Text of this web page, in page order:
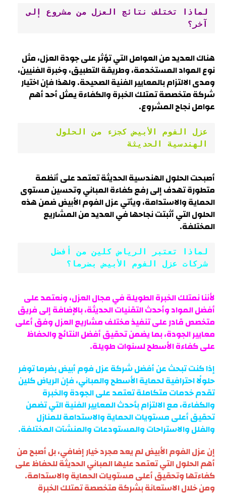
لماذا تختلف نتائج العزل من مشروع إلى
آخر؟
هناك العديد من العوامل التي تؤثر على جودة العزل، مثل
نوع المواد المستخدمة، وطريقة التطبيق، وخبرة الفنيين،
ومدى الالتزام بالمعايير الفنية الصحيحة. ولهذا فإن اختيار
شركة متخصصة تمتلك الخبرة والكفاءة يمثل أحد أهم
عوامل نجاح المشروع.
الهندسية الحديثة
أصبحت الحلول الهندسية الحديثة تعتمد على أنظمة
متطورة تهدف إلى رفع كفاءة المباني وتحسين مستوى
الحماية والاستدامة، ويأتي عزل الفوم الأبيض ضمن هذه
الحلول التي أثبتت نجاحها في العديد من المشاريع
المختلفة.
لماذا تعتبر الرياض كلين من أفضل
شركات عزل الفوم الأبيض بضرما؟
لأننا نمتلك الخبرة الطويلة في مجال العزل، ونعتمد على
أفضل المواد وأحدث التقنيات الحديثة، بالإضافة إلى فريق
متخصص قادر على تنفيذ مختلف مشاريع العزل وفق أعلى
معايير الجودة، بما يضمن تحقيق أفضل النتائج والحفاظ
على كفاءة الأسطح لسنوات طويلة.
إذا كنت تبحث عن أفضل شركة عزل فوم أبيض بضرما توفر
حلولًا احترافية لحماية الأسطح والمباني، فإن الرياض كلين
تقدم خدمات متكاملة تعتمد على الجودة والخبرة
والكفاءة، مع الالتزام بأحدث المعايير الفنية التي تضمن
تحقيق أعلى مستويات الحماية والاستدامة للمنازل
والفلل والاستراحات والمستودعات والمنشآت المختلفة.
إن عزل الفوم الأبيض لم يعد مجرد خيار إضافي، بل أصبح من
أهم الحلول التي تعتمد عليها المباني الحديثة للحفاظ على
كفاءتها وتحقيق أعلى مستويات الحماية والاستدامة.
ومن خلال الاستعانة بشركة متخصصة تمتلك الخبرة